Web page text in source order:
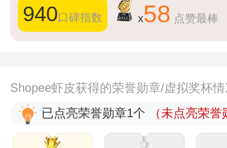
940口碑指数 x58 点赞最棒
Shopee虾皮获得的荣誉勋章/虚拟奖杯
已点亮荣誉勋章1个
（未点亮荣